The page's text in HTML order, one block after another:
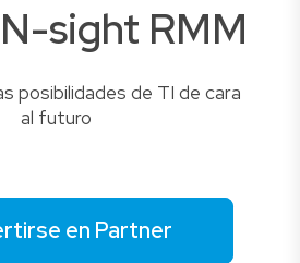
sight RMM
posibilidades de TI de cara
al futuro
en Partner